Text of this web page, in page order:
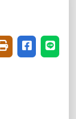
友善列印(開新視
分享至臉書
分享